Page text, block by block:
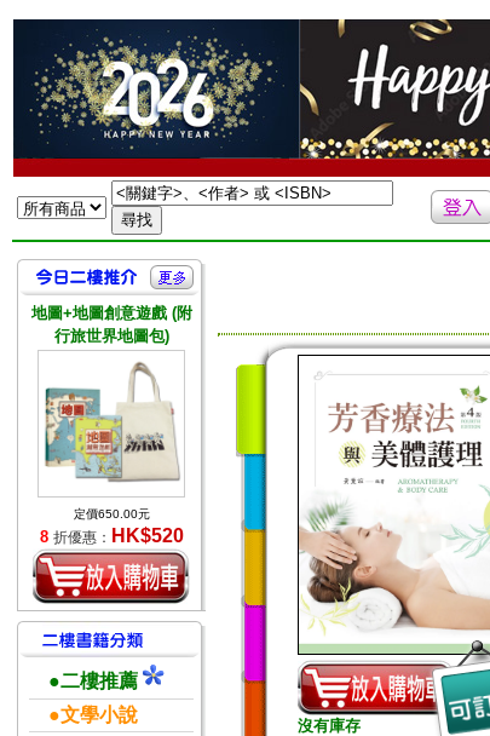
地圖+地圖創意遊戲 (附
行旅世界地圖包)
定價650.00元
8 折優惠： HK$520
●二樓推薦
●文學小說
沒有庫存